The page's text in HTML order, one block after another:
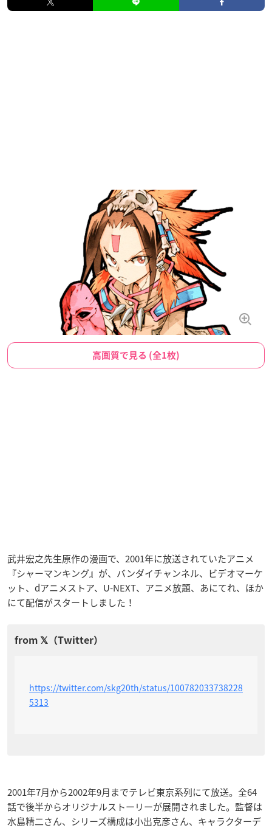
高画質で見る (全1枚)
武井宏之先生原作の漫画で、2001年に放送されていたアニメ
『シャーマンキング』が、バンダイチャンネル、ビデオマーケ
ット、dアニメストア、U-NEXT、アニメ放題、あにてれ、ほか
にて配信がスタートしました！
https://twitter.com/skg20th/status/100782033738228
5313
2001年7月から2002年9月までテレビ東京系列にて放送。全64
話で後半からオリジナルストーリーが展開されました。監督は
水島精二さん、シリーズ構成は小出克彦さん、キャラクターデ